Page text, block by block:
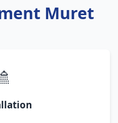
Muret
🚿